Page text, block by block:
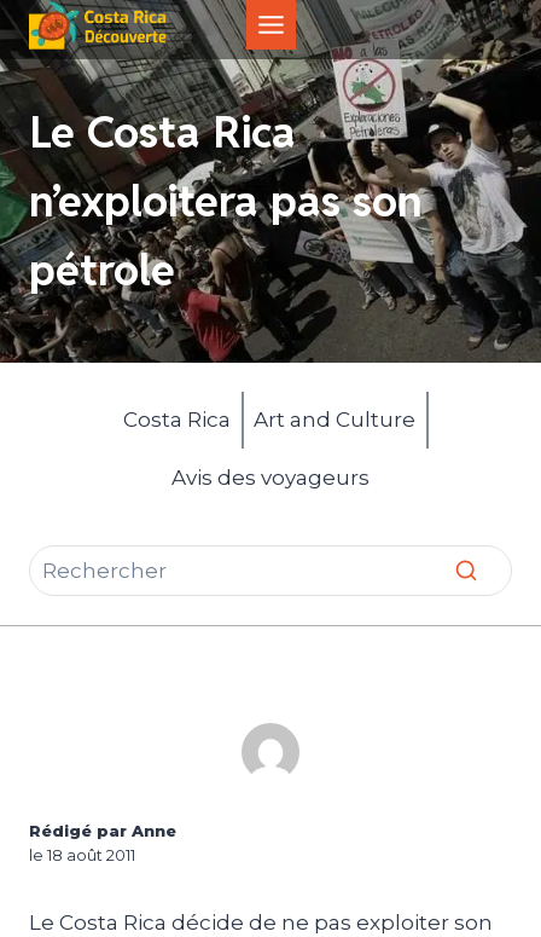
Aller
au
contenu
Le Costa Rica
n’exploitera pas son
pétrole
Costa Rica Art and Culture
Avis des voyageurs
Rédigé par Anne
le 18 août 2011
Le Costa Rica décide de ne pas exploiter son